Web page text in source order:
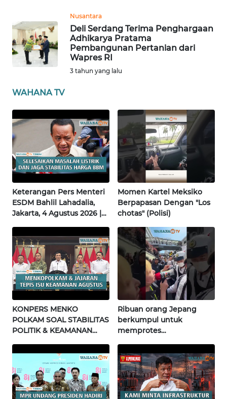
Nusantara
Deli Serdang Terima Penghargaan
Adhikarya Pratama
Pembangunan Pertanian dari
Wapres RI
3 tahun yang lalu
WAHANA TV
Keterangan Pers Menteri
ESDM Bahlil Lahadalia,
Jakarta, 4 Agustus 2026 |
Momen Kartel Meksiko
Berpapasan Dengan "Los
chotas" (Polisi)
KONPERS MENKO
POLKAM SOAL STABILITAS
POLITIK & KEAMANAN
Terkini
Ribuan orang Jepang
berkumpul untuk
memprotes
pertama di Fujisawa
WN
SUMSEL
BENGKULU
WN
LAMPUNG
WN
JATENG
WN
NUSANTARA
JOGJA
WN
JATIM
WN
BALI
WN
KALBAR
WN
KALTENG